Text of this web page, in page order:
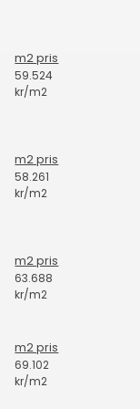
m2 pris
59.524
kr/m2
m2 pris
58.261
kr/m2
m2 pris
63.688
kr/m2
m2 pris
69.102
kr/m2